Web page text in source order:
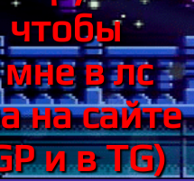
в лс
на сайте
и в TG)